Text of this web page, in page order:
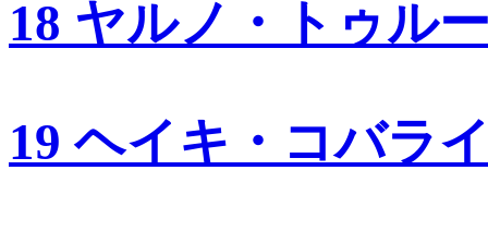
18 ヤルノ・トゥル
19 ヘイキ・コバラ